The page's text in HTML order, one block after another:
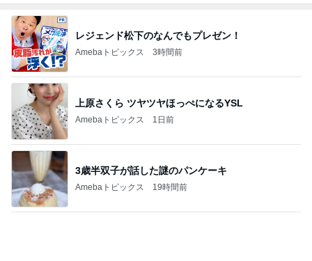
レジェンド松下のなんでもプレゼン！
Amebaトピックス 3時間前
上原さくら ツヤツヤほっぺになるYSL
Amebaトピックス 1日前
3歳半双子が話した謎のパンケーキ
Amebaトピックス 19時間前